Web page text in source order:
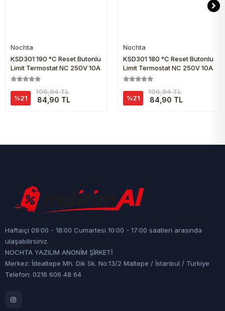
Nochta
KSD301 190 °C Reset Butonlu
Limit Termostat NC 250V 10A
%21
106,94 TL
84,90 TL
Nochta
KSD301 180 °C Reset Butonlu
Limit Termostat NC 250V 10A
%21
106,94 TL
84,90 TL
Haftaiçi 09:00 - 18:00 Cumartesi 10:00 - 17:00 saatleri arasında
ulaşabilirsiniz.
NOCHTA YAZILIM ANONİM ŞİRKETİ
Merkez: İdealtepe Mh. Dik Sk. No:13/2 Maltepe / İstanbul / Türkiye
Telefon: 0216 606 48 64